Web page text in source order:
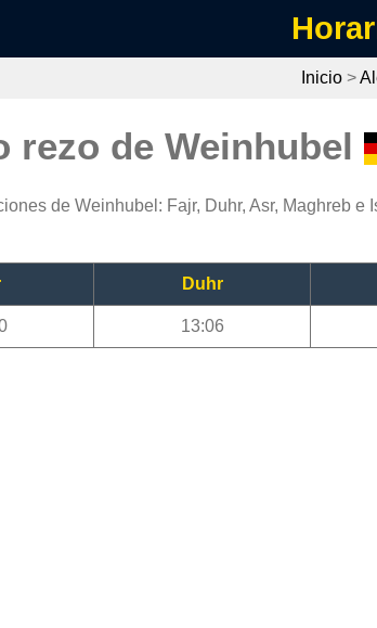
Inicio >
rezo de Weinhubel
de Weinhubel: Fajr, Duhr, Asr, Maghreb e
Duhr
13:06